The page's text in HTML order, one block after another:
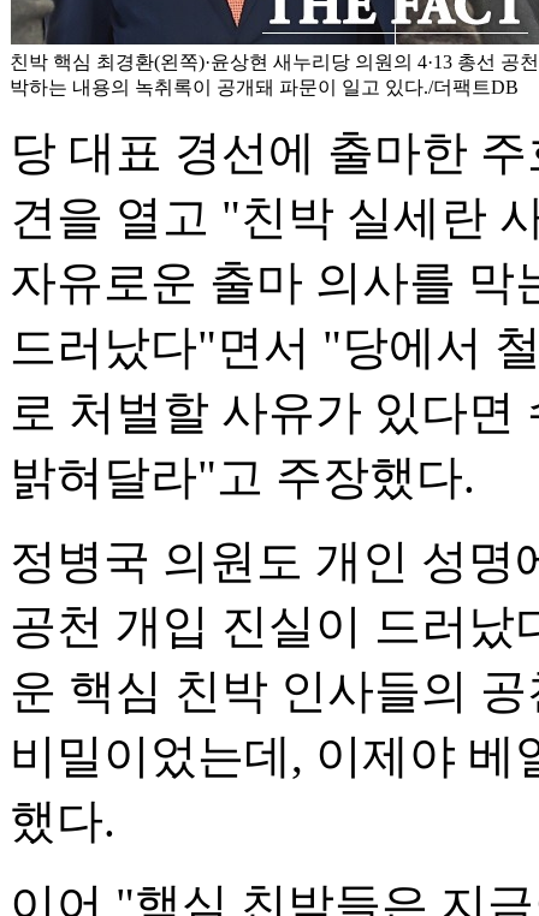
친박 핵심 최경환(왼쪽)·윤상현 새누리당 의원의 4·13 총선 공
박하는 내용의 녹취록이 공개돼 파문이 일고 있다./더팩트DB
당 대표 경선에 출마한
견을 열고 "친박 실세란
자유로운 출마 의사를 막
드러났다"면서 "당에서
로 처벌할 사유가 있다면
밝혀달라"고 주장했다.
정병국 의원도 개인 성
공천 개입 진실이 드러
운 핵심 친박 인사들의
비밀이었는데, 이제야
했다.
이어 "핵심 친박들은 지